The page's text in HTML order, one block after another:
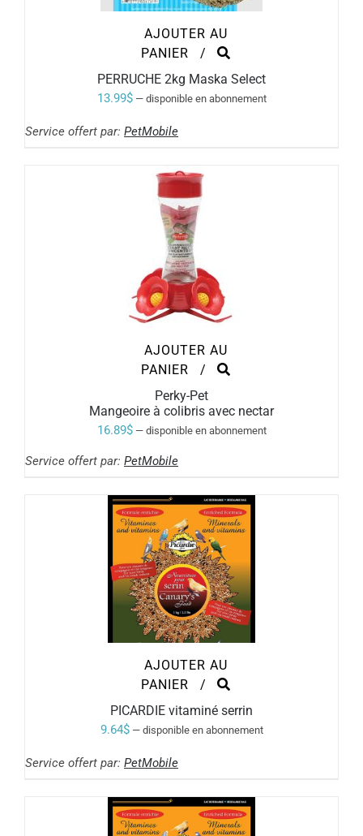
AJOUTER AU
PANIER
/
PERRUCHE 2kg Maska Select
13.99$ —disponible en abonnement
Service offert par: PetMobile
AJOUTER AU
PANIER
/
Perky-Pet
Mangeoire à colibris avec nectar
16.89$ —disponible en abonnement
Service offert par: PetMobile
AJOUTER AU
PANIER
/
PICARDIE vitaminé serrin
9.64$ —disponible en abonnement
Service offert par: PetMobile